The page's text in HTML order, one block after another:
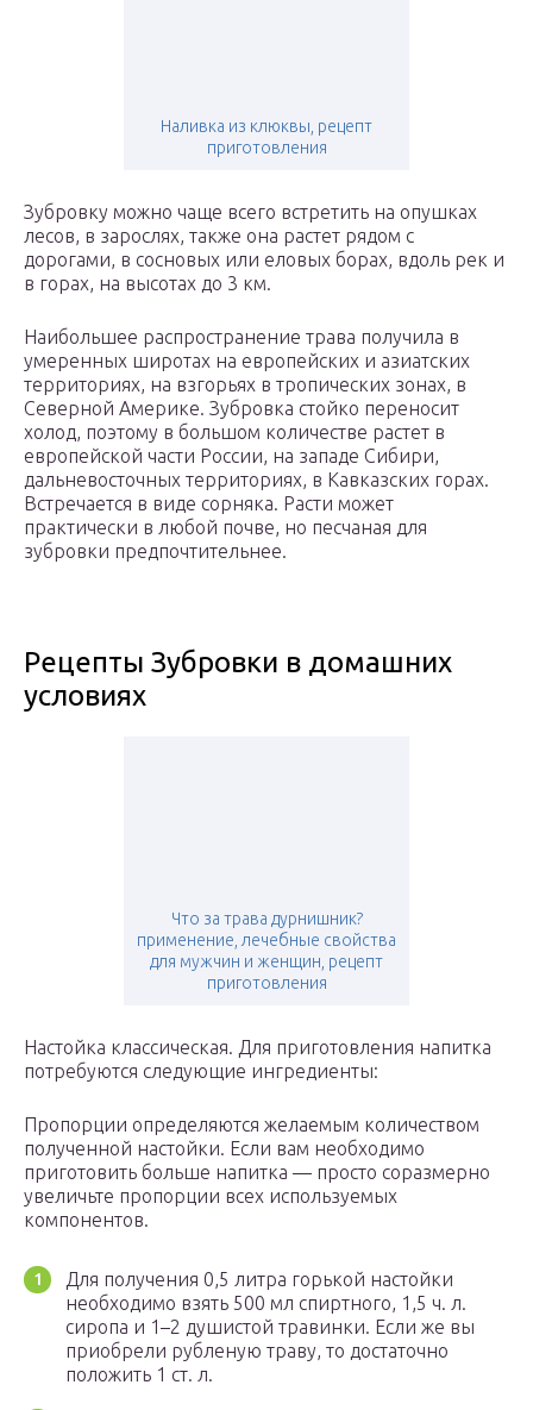
Наливка из клюквы, рецепт
приготовления
Зубровку можно чаще всего встретить на опушках
лесов, в зарослях, также она растет рядом с
дорогами, в сосновых или еловых борах, вдоль рек и
в горах, на высотах до 3 км.
Наибольшее распространение трава получила в
умеренных широтах на европейских и азиатских
территориях, на взгорьях в тропических зонах, в
Северной Америке. Зубровка стойко переносит
холод, поэтому в большом количестве растет в
европейской части России, на западе Сибири,
дальневосточных территориях, в Кавказских горах.
Встречается в виде сорняка. Расти может
практически в любой почве, но песчаная для
зубровки предпочтительнее.
Рецепты Зубровки в домашних
условиях
Что за трава дурнишник?
применение, лечебные свойства
для мужчин и женщин, рецепт
приготовления
Настойка классическая. Для приготовления напитка
потребуются следующие ингредиенты:
Пропорции определяются желаемым количеством
полученной настойки. Если вам необходимо
приготовить больше напитка — просто соразмерно
увеличьте пропорции всех используемых
компонентов.
Для получения 0,5 литра горькой настойки
необходимо взять 500 мл спиртного, 1,5 ч. л.
сиропа и 1–2 душистой травинки. Если же вы
приобрели рубленую траву, то достаточно
положить 1 ст. л.